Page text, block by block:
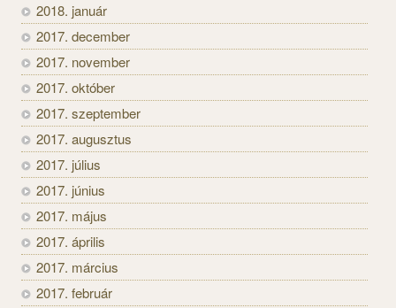
2018. január
2017. december
2017. november
2017. október
2017. szeptember
2017. augusztus
2017. július
2017. június
2017. május
2017. április
2017. március
2017. február